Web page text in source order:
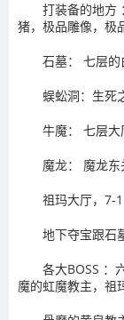
打装备的地方
猪，极品雕像，极
石墓： 七层
蜈蚣洞：生死
牛魔： 七层大
魔龙： 魔龙
祖玛大厅，7-
地下夺宝跟石
各大BOSS ：
魔的虹魔教主，祖